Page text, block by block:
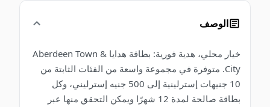
الوصف
خيار محلي، هدية فورية: بطاقة هدايا Aberdeen Town &
City. متوفرة في مجموعة واسعة من الفئات الثابتة من
10 جنيهات إسترلينية إلى 500 جنيه إسترليني، وكل
بطاقة صالحة لمدة 12 شهرًا ويمكن التحقق منها عبر